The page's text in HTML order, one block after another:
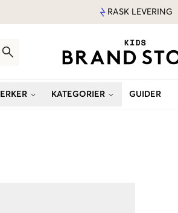
RASK LEVERING
KATEGORIER GUIDER